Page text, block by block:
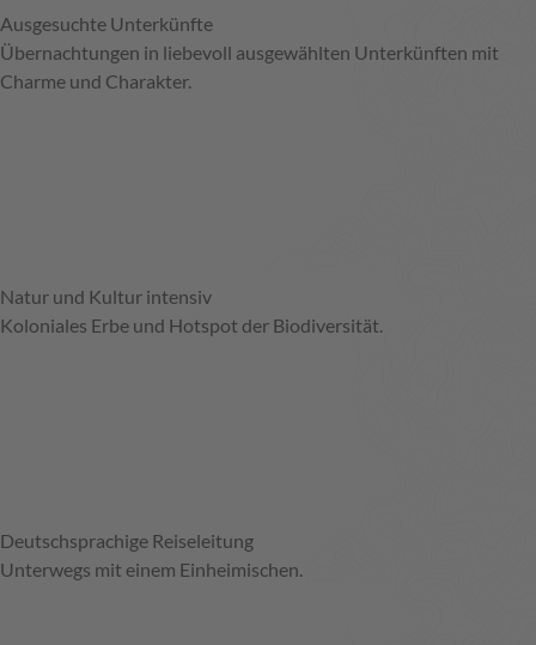
Ausgesuchte Unterkünfte
Übernachtungen in liebevoll ausgewählten Unterkünften mit
Charme und Charakter.
Natur und Kultur intensiv
Koloniales Erbe und Hotspot der Biodiversität.
Deutschsprachige Reiseleitung
Unterwegs mit einem Einheimischen.